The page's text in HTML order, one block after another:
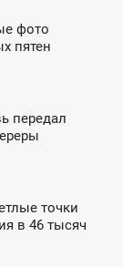
фото
пятен
передал
точки
в 46 тысяч